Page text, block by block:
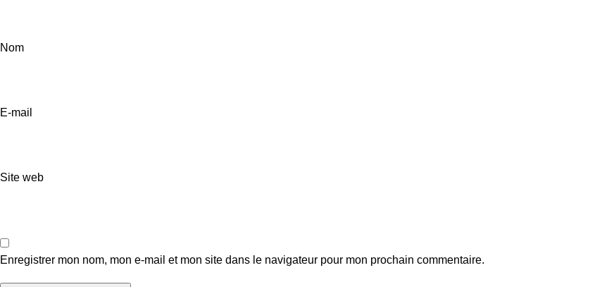
Nom
E-mail
Site web
Enregistrer mon nom, mon e-mail et mon site dans le navigateur pour mon prochain commentaire.